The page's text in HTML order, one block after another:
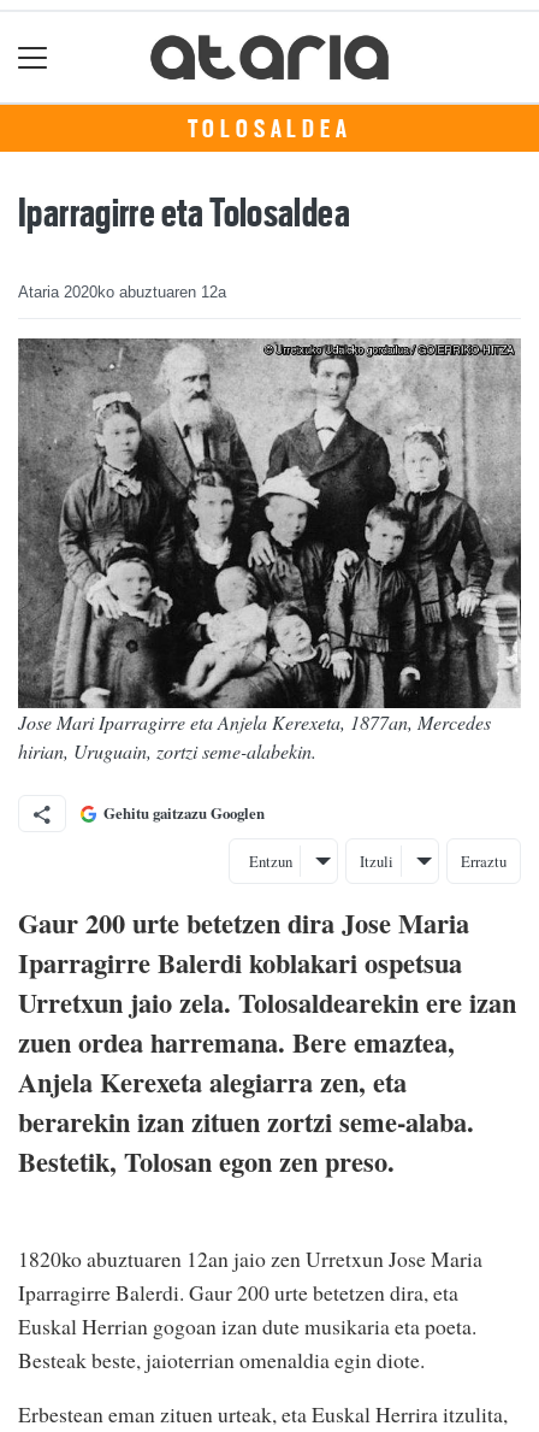
TOLOSALDEA
Iparragirre eta Tolosaldea
Ataria 2020ko abuztuaren 12a
Jose Mari Iparragirre eta Anjela Kerexeta, 1877an, Mercedes
hirian, Uruguain, zortzi seme-alabekin.
Gehitu gaitzazu Googlen
Entzun Itzuli Erraztu
Gaur 200 urte betetzen dira Jose Maria
Iparragirre Balerdi koblakari ospetsua
Urretxun jaio zela. Tolosaldearekin ere izan
zuen ordea harremana. Bere emaztea,
Anjela Kerexeta alegiarra zen, eta
berarekin izan zituen zortzi seme-alaba.
Bestetik, Tolosan egon zen preso.
1820ko abuztuaren 12an jaio zen Urretxun Jose Maria
Iparragirre Balerdi. Gaur 200 urte betetzen dira, eta
Euskal Herrian gogoan izan dute musikaria eta poeta.
Besteak beste, jaioterrian omenaldia egin diote.
Erbestean eman zituen urteak, eta Euskal Herrira itzulita,